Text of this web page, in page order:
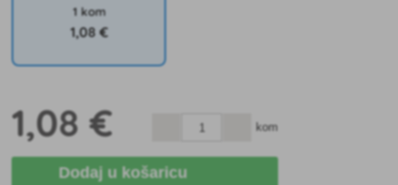
1 kom
1,08 €
1,08 € kom
Dodaj u košaricu